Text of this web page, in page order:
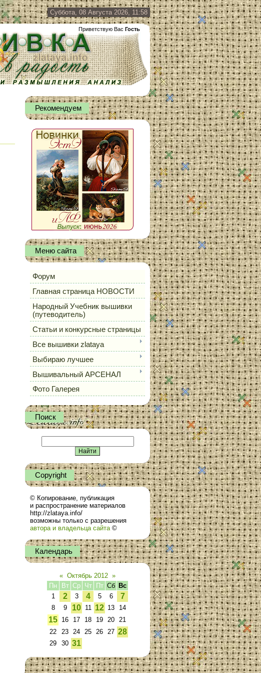
Суббота, 08 Августа 2026, 11:58
Приветствую Вас Гость
Рекомендуем
Меню сайта
Форум
Главная страница НОВОСТИ
Народный Учебник вышивки
(путеводитель)
Статьи и конкурсные страницы
Все вышивки zlataya
Выбираю лучшее
Вышивальный АРСЕНАЛ
Фото Галерея
Поиск
Сopyright
© Копирование, публикация
и распространение материалов
http://zlataya.info/
возможны только с разрешения
автора и владельца сайта©
Календарь
« Октябрь 2012 »
Пн
Вт Ср Чт Пт Сб Вс
1
2 3 4 5 6 7
8 9 10 11 12 13 14
15 16 17 18 19 20 21
22
23 24 25 26 27 28
29 30 31